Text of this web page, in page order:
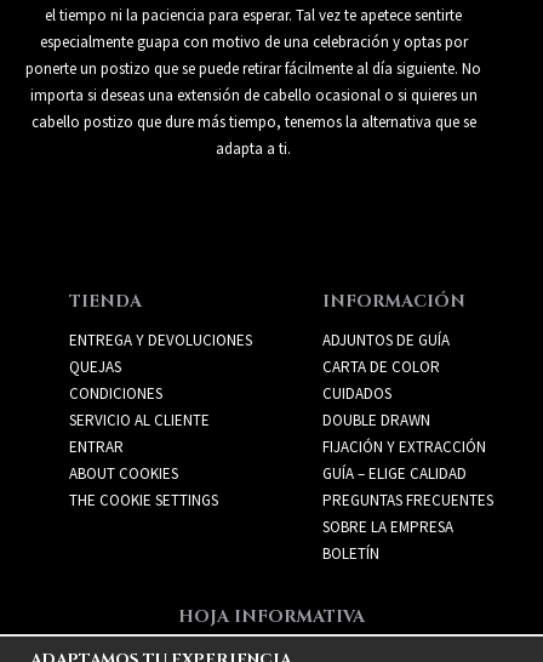
el tiempo ni la paciencia para esperar. Tal vez te apetece sentirte
especialmente guapa con motivo de una celebración y optas por
ponerte un postizo que se puede retirar fácilmente al día siguiente. No
importa si deseas una extensión de cabello ocasional o si quieres un
cabello postizo que dure más tiempo, tenemos la alternativa que se
adapta a ti.
TIENDA
ENTREGA Y DEVOLUCIONES
QUEJAS
CONDICIONES
SERVICIO AL CLIENTE
ENTRAR
ABOUT COOKIES
THE COOKIE SETTINGS
INFORMACIÓN
ADJUNTOS DE GUÍA
CARTA DE COLOR
CUIDADOS
DOUBLE DRAWN
FIJACIÓN Y EXTRACCIÓN
GUÍA – ELIGE CALIDAD
PREGUNTAS FRECUENTES
SOBRE LA EMPRESA
BOLETÍN
HOJA INFORMATIVA
Recibe las mejores ofertas